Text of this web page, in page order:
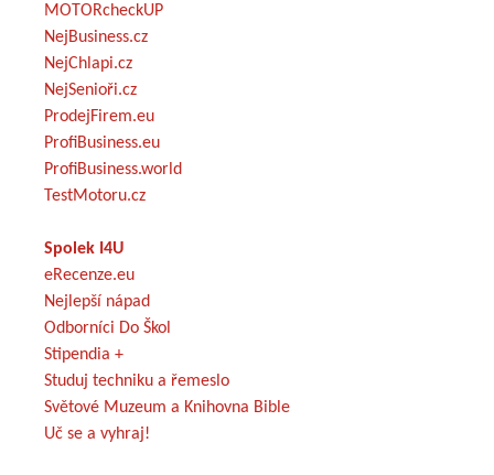
MOTORcheckUP
NejBusiness.cz
NejChlapi.cz
NejSenioři.cz
ProdejFirem.eu
ProfiBusiness.eu
ProfiBusiness.world
TestMotoru.cz
Spolek I4U
eRecenze.eu
Nejlepší nápad
Odborníci Do Škol
Stipendia +
Studuj techniku a řemeslo
Světové Muzeum a Knihovna Bible
Uč se a vyhraj!